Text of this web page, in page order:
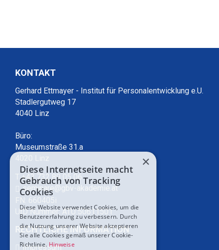
KONTAKT
Gerhard Ettmayer - Institut für Personalentwicklung e.U.
Stadlergutweg 17
4040 Linz
Büro:
Museumstraße 31.a
4020 Linz
T +43 732 89 05 06
seminare@gbv-akademie.at
FN: 660405i
UID Nummer: ATU 50611501
RECHTLICHE INFORMATION
Impressum
×
Diese Internetseite macht
Gebrauch von Tracking
Cookies
Diese Website verwendet Cookies, um die
Benutzererfahrung zu verbessern. Durch
die Nutzung unserer Website akzeptieren
Sie alle Cookies gemäß unserer Cookie-
Richtlinie. Hinweise